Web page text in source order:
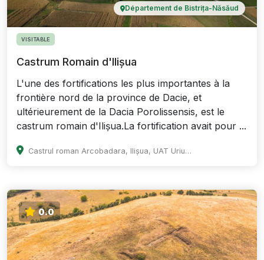
Département de Bistrița-Năsăud
VISITABLE
Castrum Romain d'Ilișua
L'une des fortifications les plus importantes à la
frontière nord de la province de Dacie, et
ultérieurement de la Dacia Porolissensis, est le
castrum romain d'Ilișua.La fortification avait pour ...
Castrul roman Arcobadara, Ilișua, UAT Uriu, Romania
0.0